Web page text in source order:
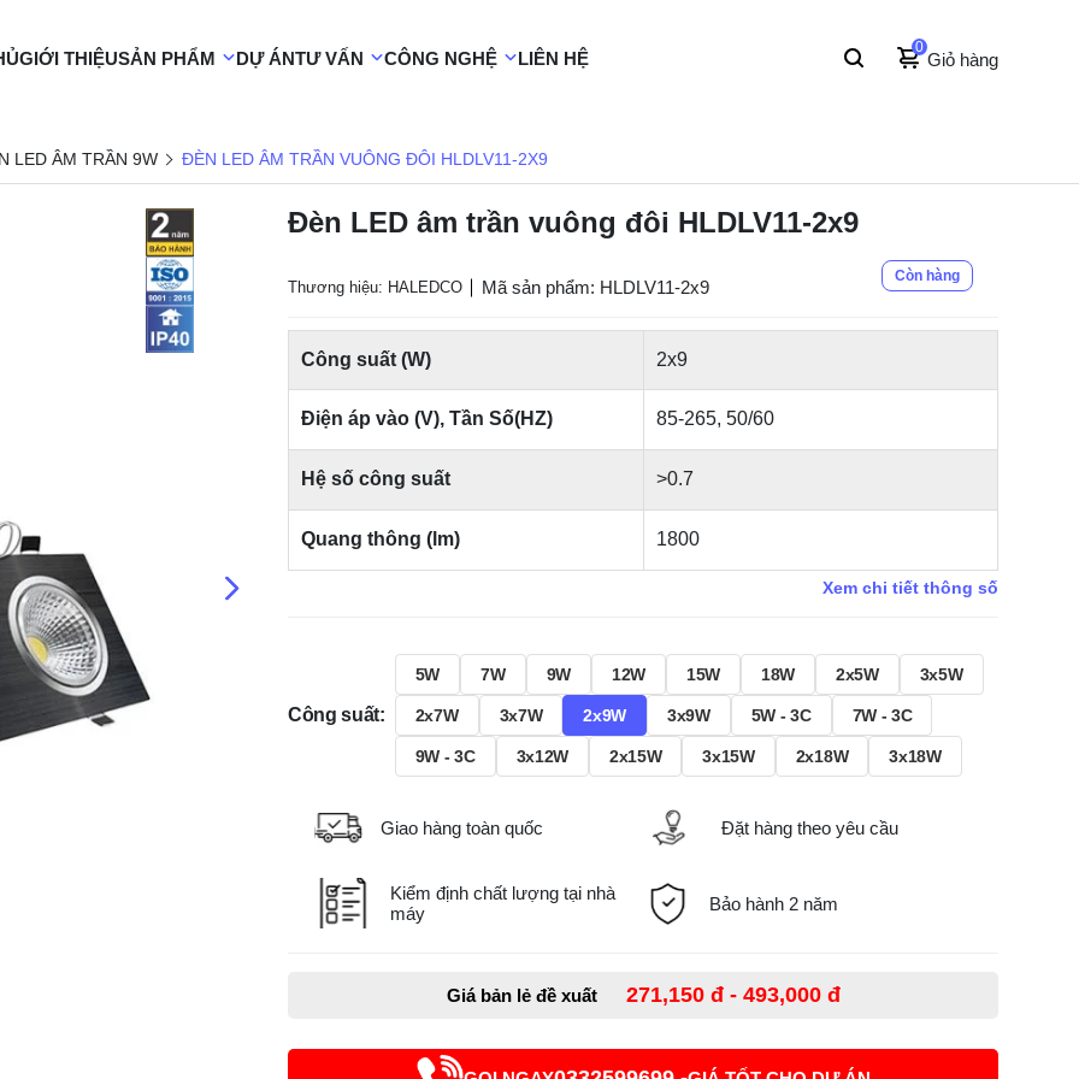
GIỚI THIỆUSẢN PHẨM DỰ ÁNTƯ VẤN CÔNG NGHỆ LIÊN HỆ
0
Giỏ hàng
LED ÂM TRẦN 9W ĐÈN LED ÂM TRẦN VUÔNG ĐÔI HLDLV11-2X9
Đèn LED âm trần vuông đôi HLDLV11-2x9
Thương hiệu: HALEDCO Mã sản phẩm: HLDLV11-2x9
Còn hàng
Công suất (W) 2x9
Điện áp vào (V), Tần Số(HZ) 85-265, 50/60
Hệ số công suất >0.7
Quang thông (lm) 1800
Xem chi tiết thông số
Công suất:
5W 7W 9W 12W 15W 18W 2x5W 3x5W
2x7W 3x7W 2x9W 3x9W 5W - 3C 7W - 3C
9W - 3C 3x12W 2x15W 3x15W 2x18W 3x18W
Giao hàng toàn quốc Đặt hàng theo yêu cầu
Kiểm định chất lượng tại nhà
máy
Bảo hành 2 năm
Giá bản lẻ đề xuất 271,150 đ - 493,000 đ